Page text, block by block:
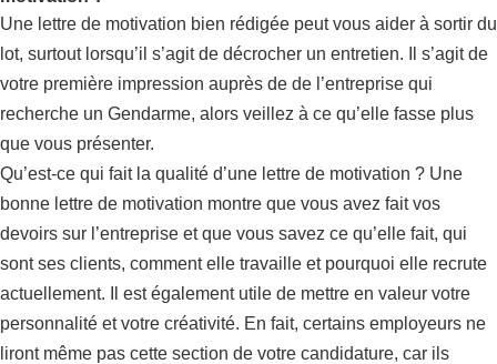
Une lettre de motivation bien rédigée peut vous aider à sortir du
lot, surtout lorsqu’il s’agit de décrocher un entretien. Il s’agit de
votre première impression auprès de de l’entreprise qui
recherche un Gendarme, alors veillez à ce qu’elle fasse plus
que vous présenter.
Qu’est-ce qui fait la qualité d’une lettre de motivation ? Une
bonne lettre de motivation montre que vous avez fait vos
devoirs sur l’entreprise et que vous savez ce qu’elle fait, qui
sont ses clients, comment elle travaille et pourquoi elle recrute
actuellement. Il est également utile de mettre en valeur votre
personnalité et votre créativité. En fait, certains employeurs ne
liront même pas cette section de votre candidature, car ils